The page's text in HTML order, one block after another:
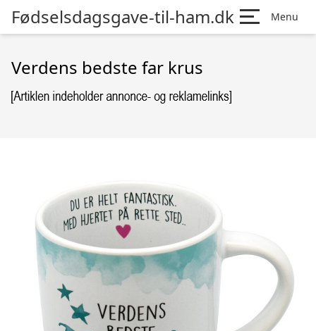
Fødselsdagsgave-til-ham.dk Menu
Verdens bedste far krus